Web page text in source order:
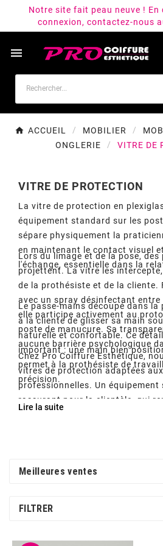
Notre site fait peau neuve !
connexion, contactez-nous

ACCUEIL MOBILIER
ONGLERIE
VITRE DE
VITRE DE PROTECTION
La vitre de protection en
équipement standard sur les
sépare physiquement la
en maintenant le contact visuel
l'échange, essentielle dans la
Lors du limage et de la pose,
projettent. La vitre les
de la prothésiste et de la cliente.
avec un spray désinfectant entre
elle participe activement au
poste de manucure. Sa
aucune barrière psychologique
Le passe-mains découpé dans
à la cliente de glisser sa main
naturelle et confortable. Ce
important : une main bien
permet à la prothésiste de
précision.
Chez Pro Coiffure Esthétique,
vitres de protection adaptées
professionnelles. Un équipement
rassurant pour la clientèle, qui
Lire la suite
Meilleures ventes
FILTRER